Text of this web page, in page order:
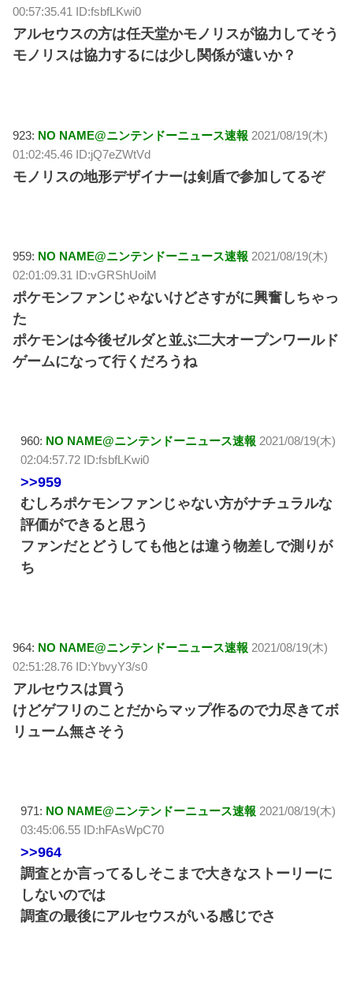
00:57:35.41 ID:fsbfLKwi0
アルセウスの方は任天堂かモノリスが協力してそう
モノリスは協力するには少し関係が遠いか？
923: NO NAME@ニンテンドーニュース速報 2021/08/19(木)
01:02:45.46 ID:jQ7eZWtVd
モノリスの地形デザイナーは剣盾で参加してるぞ
959: NO NAME@ニンテンドーニュース速報 2021/08/19(木)
02:01:09.31 ID:vGRShUoiM
ポケモンファンじゃないけどさすがに興奮しちゃっ
た
ポケモンは今後ゼルダと並ぶ二大オープンワールド
ゲームになって行くだろうね
960: NO NAME@ニンテンドーニュース速報 2021/08/19(木)
02:04:57.72 ID:fsbfLKwi0
>>959
むしろポケモンファンじゃない方がナチュラルな
評価ができると思う
ファンだとどうしても他とは違う物差しで測りが
ち
964: NO NAME@ニンテンドーニュース速報 2021/08/19(木)
02:51:28.76 ID:YbvyY3/s0
アルセウスは買う
けどゲフリのことだからマップ作るので力尽きてボ
リューム無さそう
971: NO NAME@ニンテンドーニュース速報 2021/08/19(木)
03:45:06.55 ID:hFAsWpC70
>>964
調査とか言ってるしそこまで大きなストーリーに
しないのでは
調査の最後にアルセウスがいる感じでさ